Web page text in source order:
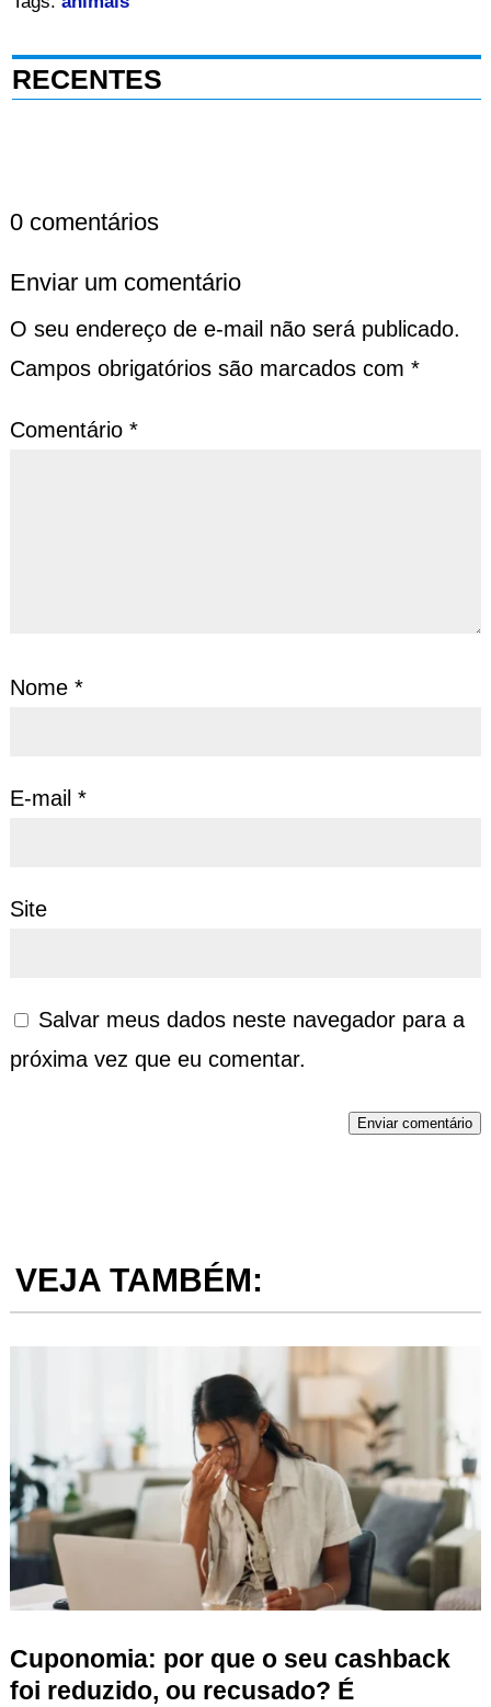
RECENTES
0 comentários
Enviar um comentário
O seu endereço de e-mail não será publicado.
Campos obrigatórios são marcados com *
Comentário *
Nome *
E-mail *
Site
Salvar meus dados neste navegador para a
próxima vez que eu comentar.
Enviar comentário
VEJA TAMBÉM:
Cuponomia: por que o seu cashback
foi reduzido, ou recusado? É